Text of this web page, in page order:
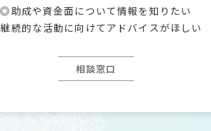
助成や資金面について情報を知りたい
継続的な活動に向けてアドバイスがほしい
相談窓口